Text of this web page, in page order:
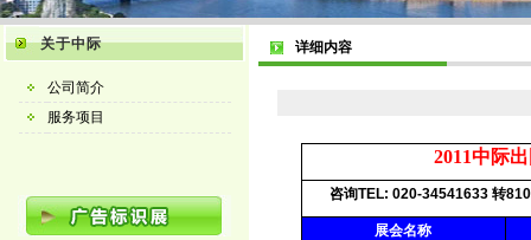
关于中际
公司简介
服务项目
详细内容
2011中际
咨询TEL: 020-34541633 转810
展会名称